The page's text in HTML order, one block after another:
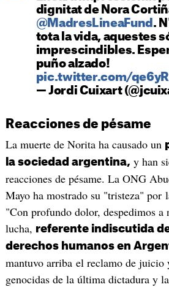
dignitat de Nora
@MadresLineaFund .
tota la vida, aquestes
imprescindibles.
puño alzado!
pic.twitter.com/
— Jordi Cuixart
Reacciones de pésame
La muerte de Norita ha causado un
la sociedad argentina, y han
reacciones de pésame. La ONG
Mayo ha mostrado su "tristeza" por
"Con profundo dolor, despedimos a
lucha, referente indiscutida
derechos humanos en
mantuvo arriba el reclamo de juicio
genocidas de la última dictadura y